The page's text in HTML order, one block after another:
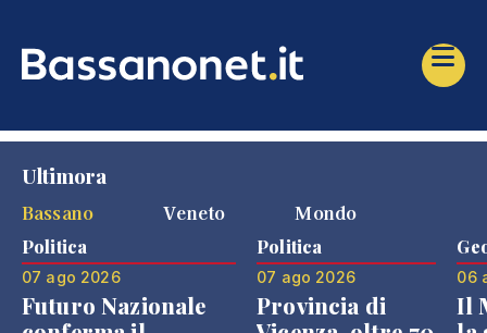
Ultimora
Bassano
Veneto Mondo
Politica
07 ago 2026
Futuro Nazionale
Politica
07 ago 2026
Provincia di
06
Il